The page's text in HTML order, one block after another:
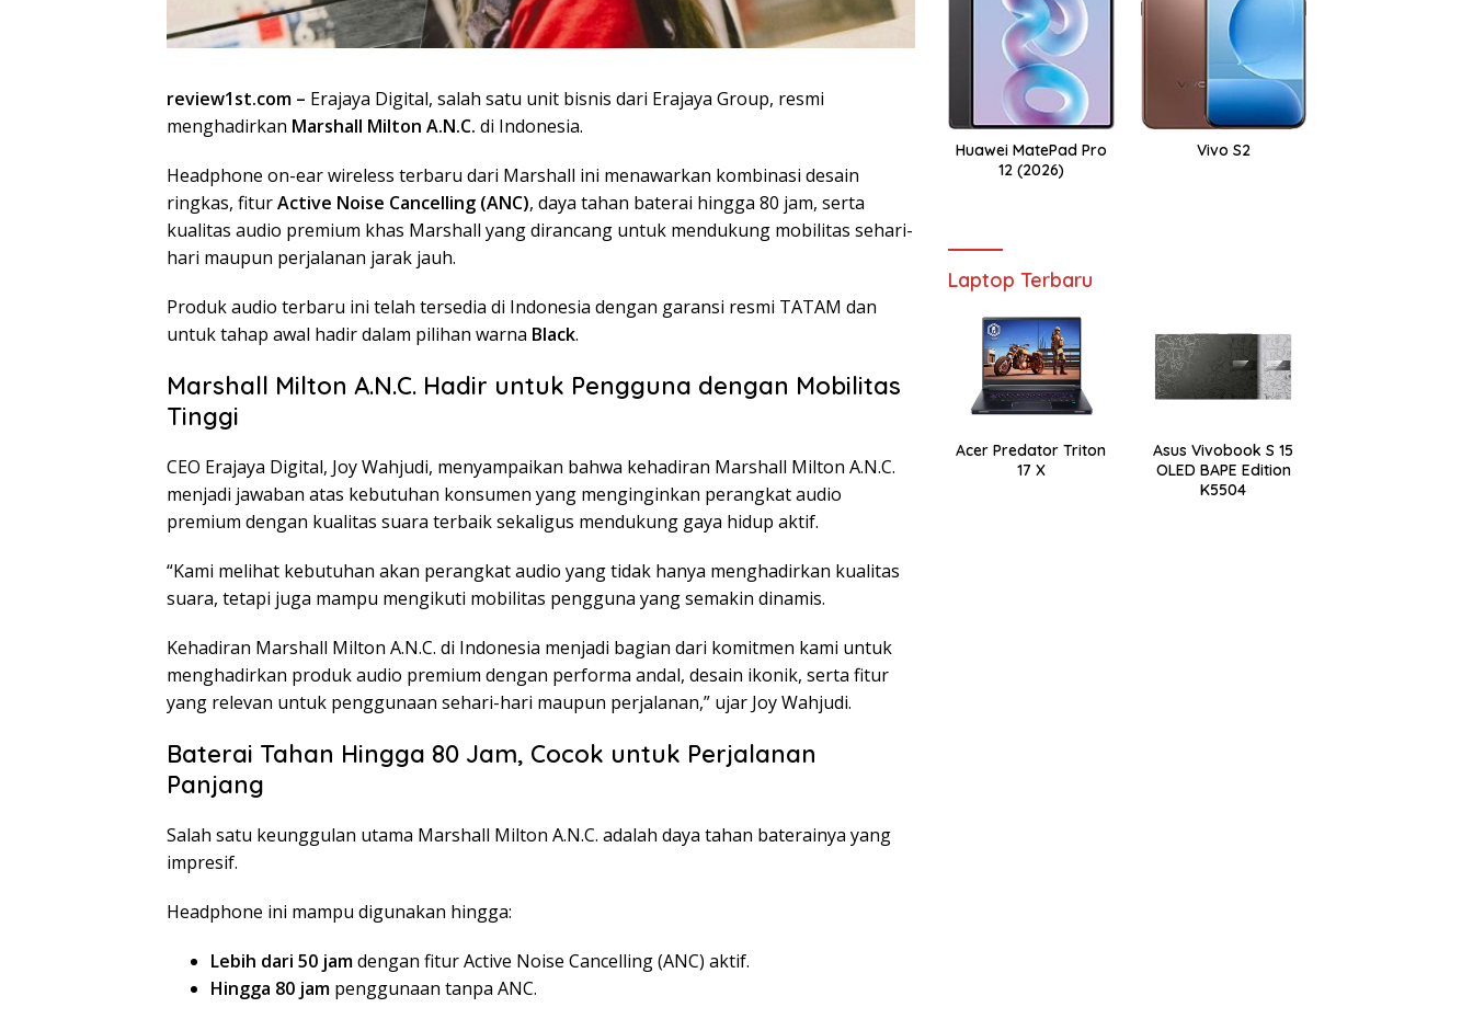
review1st.com – Erajaya Digital, salah satu unit bisnis dari Erajaya Group, resmi
menghadirkan Marshall Milton A.N.C. di Indonesia.
Headphone on-ear wireless terbaru dari Marshall ini menawarkan kombinasi desain
ringkas, fiturActive Noise Cancelling (ANC), daya tahan baterai hingga 80 jam, serta
kualitas audio premium khas Marshall yang dirancang untuk mendukung mobilitas sehari-
hari maupun perjalanan jarak jauh.
Produk audio terbaru ini telah tersedia di Indonesia dengan garansi resmi TATAM dan
untuk tahap awal hadir dalam pilihan warna Black.
Marshall Milton A.N.C. Hadir untuk Pengguna dengan Mobilitas
Tinggi
CEO Erajaya Digital, Joy Wahjudi, menyampaikan bahwa kehadiran Marshall Milton A.N.C.
menjadi jawaban atas kebutuhan konsumen yang menginginkan perangkat audio
premium dengan kualitas suara terbaik sekaligus mendukung gaya hidup aktif.
“Kami melihat kebutuhan akan perangkat audio yang tidak hanya menghadirkan kualitas
suara, tetapi juga mampu mengikuti mobilitas pengguna yang semakin dinamis.
Kehadiran Marshall Milton A.N.C. di Indonesia menjadi bagian dari komitmen kami untuk
menghadirkan produk audio premium dengan performa andal, desain ikonik, serta fitur
yang relevan untuk penggunaan sehari-hari maupun perjalanan,” ujar Joy Wahjudi.
Baterai Tahan Hingga 80 Jam, Cocok untuk Perjalanan
Panjang
Salah satu keunggulan utama Marshall Milton A.N.C. adalah daya tahan baterainya yang
impresif.
Headphone ini mampu digunakan hingga:
Lebih dari 50 jamdengan fitur Active Noise Cancelling (ANC) aktif.
Hingga 80 jam penggunaan tanpa ANC.
Huawei MatePad Pro
12 (2026)
Vivo S2
Laptop Terbaru
Acer Predator Triton
17 X
Asus Vivobook S 15
OLED BAPE Edition
K5504